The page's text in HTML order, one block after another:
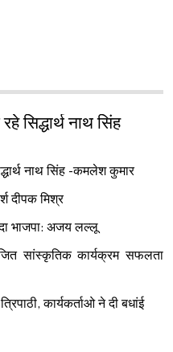
सिद्धार्थ नाथ सिंह
नाथ सिंह -कमलेश कुमार
दीपक मिश्र
भाजपा: अजय लल्लू
सांस्कृतिक कार्यक्रम सफलता
कार्यकर्ताओ ने दी बधांई